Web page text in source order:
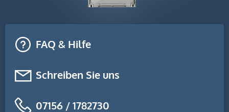
FAQ & Hilfe
Schreiben Sie uns
07156 / 1782730